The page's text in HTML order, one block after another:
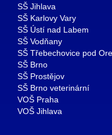
SŠ Jihlava
SŠ Karlovy Vary
SŠ Ústí nad Labem
SŠ Vodňany
SŠ Třebechovice pod
SŠ Brno
SŠ Prostějov
SŠ Brno veterinární
VOŠ Praha
VOŠ Jihlava